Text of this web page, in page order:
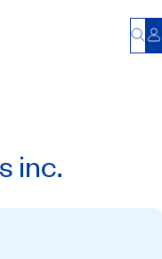
inc.